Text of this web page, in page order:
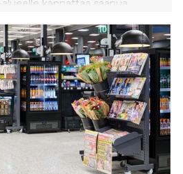
kannattaa saapua